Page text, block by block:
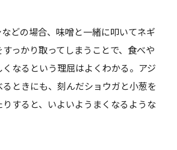
どの場合、味噌と一緒に叩いてネギ
っかり取ってしまうことで、食べや
なるという理屈はよくわかる。アジ
ときにも、刻んだショウガと小葱を
すると、いよいようまくなるような